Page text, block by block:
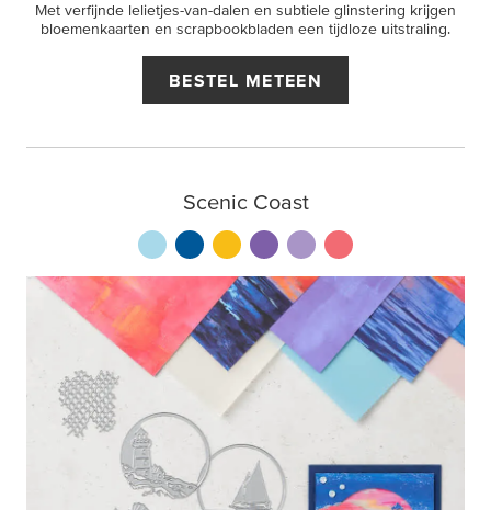
Met verfijnde lelietjes-van-dalen en subtiele glinstering krijgen
bloemenkaarten en scrapbookbladen een tijdloze uitstraling.
BESTEL METEEN
Scenic Coast